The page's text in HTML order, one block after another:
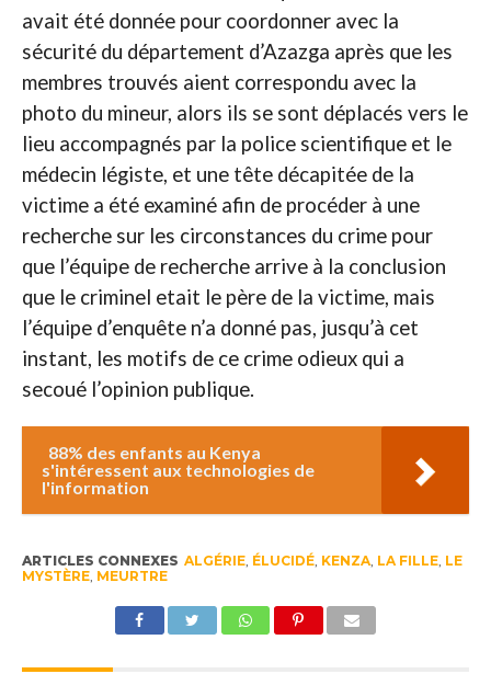
avait été donnée pour coordonner avec la
sécurité du département d’Azazga après que les
membres trouvés aient correspondu avec la
photo du mineur, alors ils se sont déplacés vers le
lieu accompagnés par la police scientifique et le
médecin légiste, et une tête décapitée de la
victime a été examiné afin de procéder à une
recherche sur les circonstances du crime pour
que l’équipe de recherche arrive à la conclusion
que le criminel etait le père de la victime, mais
l’équipe d’enquête n’a donné pas, jusqu’à cet
instant, les motifs de ce crime odieux qui a
secoué l’opinion publique.
88% des enfants au Kenya
s'intéressent aux technologies de
l'information
ARTICLES CONNEXES ALGÉRIE, ÉLUCIDÉ, KENZA, LA FILLE, LE
MYSTÈRE, MEURTRE